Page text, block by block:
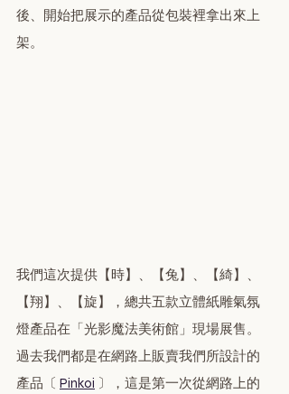
後、開始把展示的產品從包裝裡拿出來上
架。
我們這次提供【時】、【兔】、【綺】、
【翔】、【旋】，總共五款立體紙雕氣氛
燈產品在「光影魔法美術館」現場展售。
過去我們都是在網路上販賣我們所設計的
產品〔 Pinkoi 〕，這是第一次從網路上的